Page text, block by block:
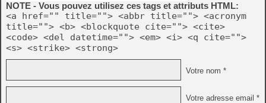
NOTE - Vous pouvez utilisez ces tags et attributs HTML:
<a href="" title=""> <abbr title=""> <acronym
title=""> <b> <blockquote cite=""> <cite>
<code> <del datetime=""> <em> <i> <q cite="">
<s> <strike> <strong>
Votre nom *
Votre adresse email *